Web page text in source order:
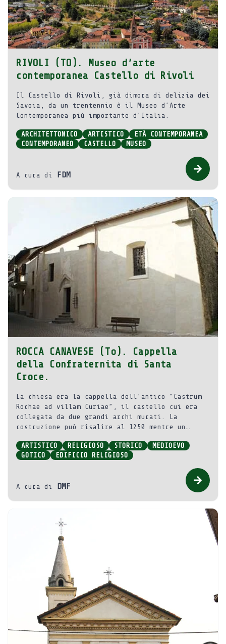
RIVOLI (TO). Museo d’arte
contemporanea Castello di Rivoli
Il Castello di Rivoli, già dimora di delizia dei
Savoia, da un trentennio è il Museo d’Arte
Contemporanea più importante d’Italia.
ARCHITETTONICO ARTISTICO
ETÀ CONTEMPORANEA
CONTEMPORANEO
CASTELLO MUSEO
A cura di FDM
ROCCA CANAVESE (To). Cappella
della Confraternita di Santa
Croce.
La chiesa era la cappella dell’antico “Castrum
Rochae ad villam Curiae”, il castello cui era
collegata da due grandi archi murati. La
costruzione può risalire al 1250 mentre un
affresco, è del 1450 circa.
ARTISTICO RELIGIOSO STORICO
MEDIOEVO
GOTICO
EDIFICIO RELIGIOSO
A cura di DMF